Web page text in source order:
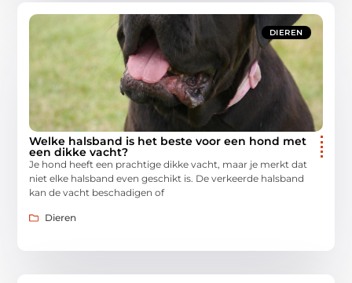
DIEREN
Welke halsband is het beste voor een hond met
een dikke vacht?
Je hond heeft een prachtige dikke vacht, maar je merkt dat
niet elke halsband even geschikt is. De verkeerde halsband
kan de vacht beschadigen of
Dieren